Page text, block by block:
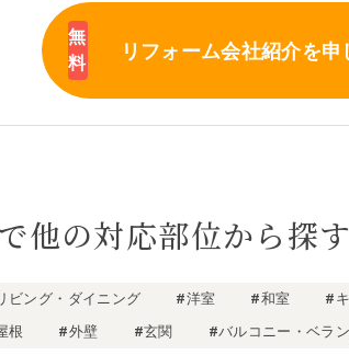
リフォーム会社紹介を申
他の対応部位から探す
ビング・ダイニング #洋室 #和室 #
根 #外壁 #玄関 #バルコニー・ベラ